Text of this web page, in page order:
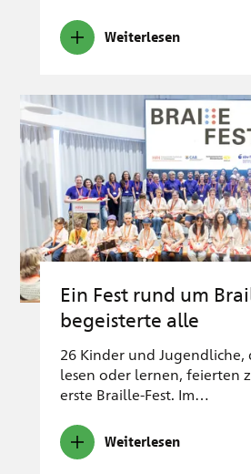
Weiterlesen
Ein Fest rund um
begeisterte alle
26 Kinder und Jugendliche,
lesen oder lernen, feierten
erste Braille-Fest. Im…
Weiterlesen